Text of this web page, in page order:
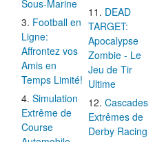
Sous-Marine
Football en
Ligne:
Affrontez vos
Amis en
Temps Limité!
Simulation
Extrême de
Course
DEAD
TARGET:
Apocalypse
Zombie - Le
Jeu de Tir
Ultime
Cascades
Extrêmes de
Derby Racing